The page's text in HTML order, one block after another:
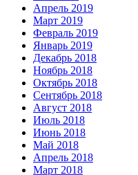
Апрель 2019
Март 2019
Февраль 2019
Январь 2019
Декабрь 2018
Ноябрь 2018
Октябрь 2018
Сентябрь 2018
Август 2018
Июль 2018
Июнь 2018
Май 2018
Апрель 2018
Март 2018